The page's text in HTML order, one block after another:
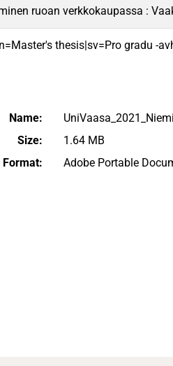
ruoan verkkokaupassa :
thesis|sv=Pro gradu -
Name:
Size:
1.64 MB
Format:
Adobe Portable